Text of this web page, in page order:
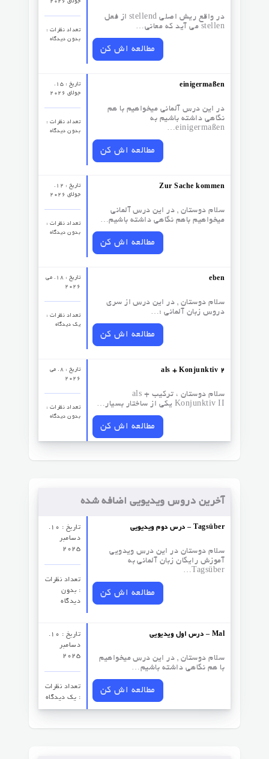
جولای 2026
تعداد نظرات‌ :
بدون دیدگاه
در واقع ریش اصلی stellend از فعل
stellen می آید که معانی…
مطالعه اش کن
تاریخ : 15.
جولای 2026
تعداد نظرات‌ :
بدون دیدگاه
einigermaßen
در این درس آلمانی میخواهیم با هم
نگاهی داشته باشیم به
einigermaßen…
مطالعه اش کن
تاریخ : 12.
جولای 2026
تعداد نظرات‌ :
بدون دیدگاه
Zur Sache kommen
سلام دوستان , در این درس آلمانی
میخواهیم باهم نگاهی داشته باشیم…
مطالعه اش کن
تاریخ : 18. می
2026
تعداد نظرات‌ :
یک دیدگاه
eben
سلام دوستان , در این درس از سری
دروس زبان آلمانی ؛…
مطالعه اش کن
تاریخ : 8. می
2026
تعداد نظرات‌ :
بدون دیدگاه
als + Konjunktiv 2
سلام دوستان ، ترکیب als +
Konjunktiv II یکی از ساختار بسیار…
مطالعه اش کن
آخرین دروس ویدیویی اضافه شده
تاریخ : 10.
دسامبر
2025
تعداد نظرات‌
: بدون
دیدگاه
درس دوم ویدیویی – Tagsüber
سلام دوستان در این درس ویدویی
آموزش رایگان زبان آلمانی به
Tagsüber…
مطالعه اش کن
تاریخ : 10.
دسامبر
2025
تعداد نظرات‌
: یک دیدگاه
درس اول ویدیویی – Mal
سلام دوستان , در این درس میخواهیم
با هم نگاهی داشته باشیم…
مطالعه اش کن